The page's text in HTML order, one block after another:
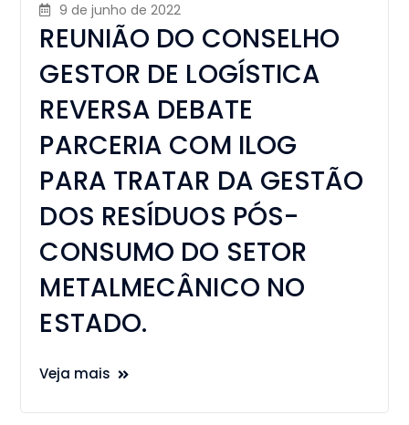
9 de junho de 2022
REUNIÃO DO CONSELHO
GESTOR DE LOGÍSTICA
REVERSA DEBATE
PARCERIA COM ILOG
PARA TRATAR DA GESTÃO
DOS RESÍDUOS PÓS-
CONSUMO DO SETOR
METALMECÂNICO NO
ESTADO.
Veja mais